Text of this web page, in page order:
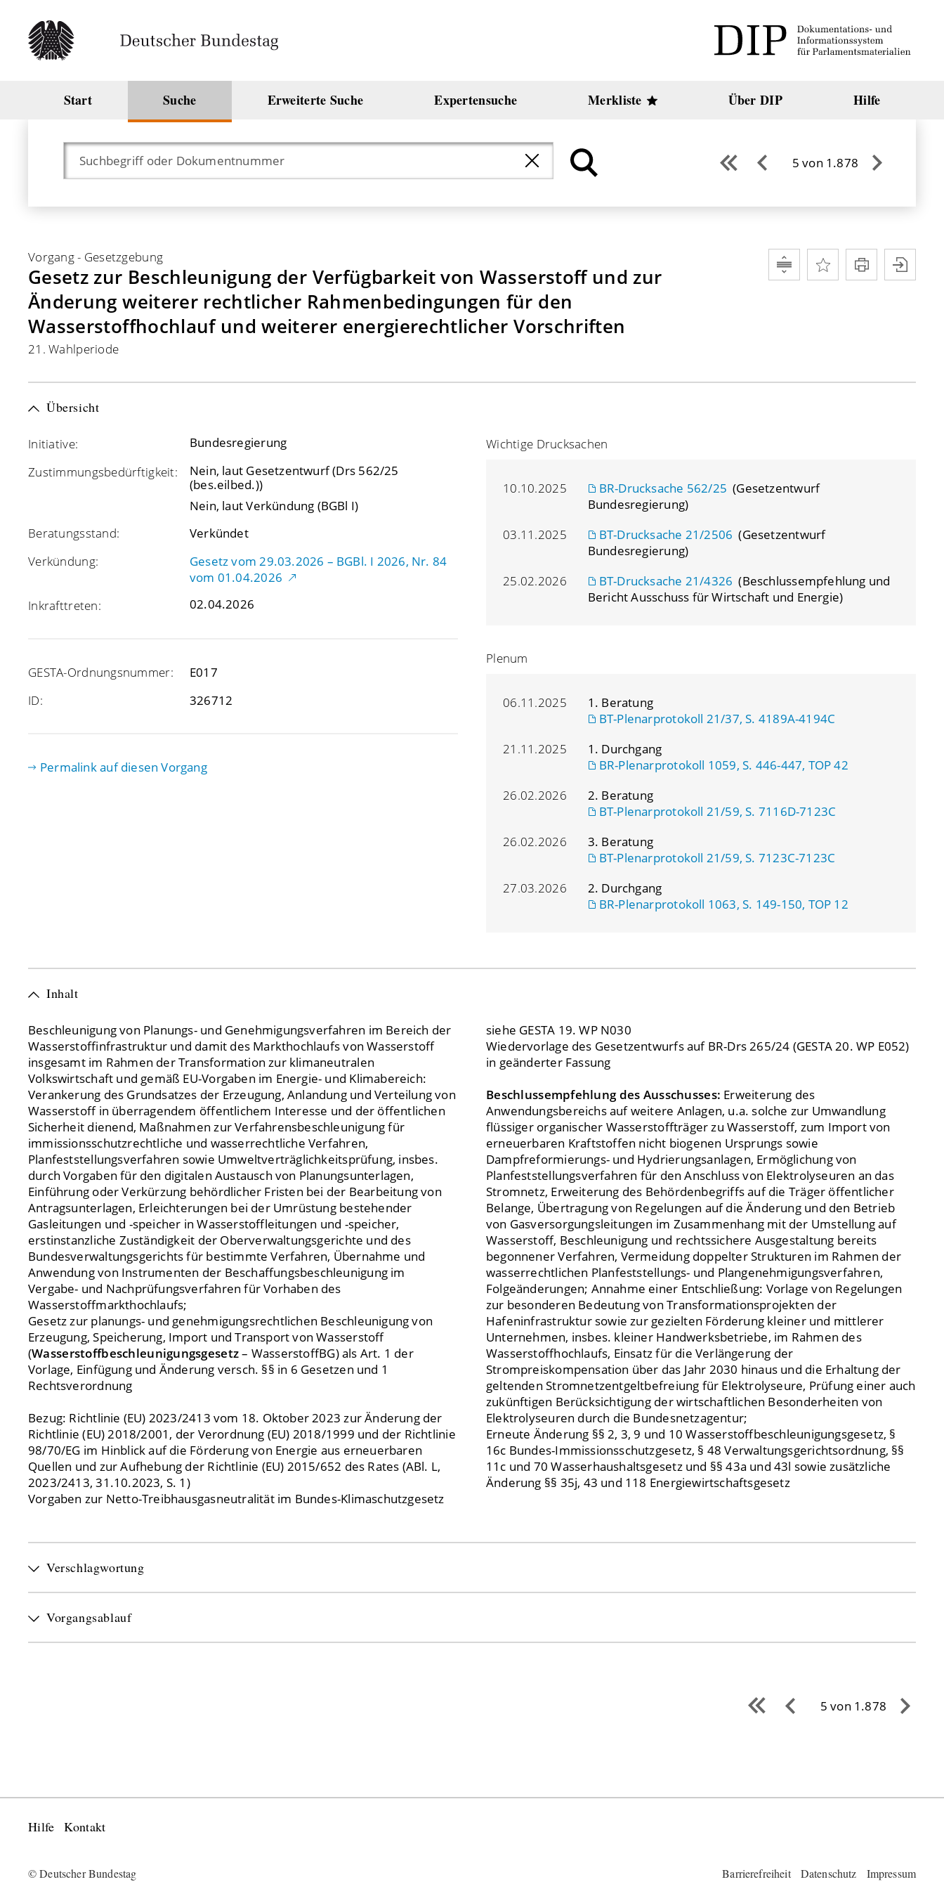
Start Suche Erweiterte Suche Expertensuche Merkliste Über DIP Hilfe
5 von 1.878
Vorgang- Gesetzgebung
Gesetz zur Beschleunigung der Verfügbarkeit von Wasserstoff und zur
Änderung weiterer rechtlicher Rahmenbedingungen für den
Wasserstoffhochlauf und weiterer energierechtlicher Vorschriften
21. Wahlperiode
Übersicht
Initiative:
Bundesregierung
Zustimmungsbedürftigkeit:
Nein, laut Gesetzentwurf (Drs 562/25
(bes.eilbed.))
Nein, laut Verkündung (BGBl I)
Beratungsstand:
Verkündet
Verkündung:
Gesetz vom 29.03.2026 – BGBl. I 2026, Nr. 84
vom 01.04.2026
Inkrafttreten:
02.04.2026
GESTA-Ordnungsnummer:
E017
ID:
326712
Permalink auf diesen Vorgang
Wichtige Drucksachen
10.10.2025 BR-Drucksache 562/25 (Gesetzentwurf
Bundesregierung)
03.11.2025
BT-Drucksache 21/2506 (Gesetzentwurf
Bundesregierung)
25.02.2026
BT-Drucksache 21/4326 (Beschlussempfehlung und
Bericht Ausschuss für Wirtschaft und Energie)
Plenum
06.11.2025
1. Beratung
BT-Plenarprotokoll 21/37, S. 4189A-4194C
21.11.2025
1. Durchgang
BR-Plenarprotokoll 1059, S. 446-447, TOP 42
26.02.2026
2. Beratung
BT-Plenarprotokoll 21/59, S. 7116D-7123C
26.02.2026
3. Beratung
BT-Plenarprotokoll 21/59, S. 7123C-7123C
27.03.2026
2. Durchgang
BR-Plenarprotokoll 1063, S. 149-150, TOP 12
Inhalt
Beschleunigung von Planungs- und Genehmigungsverfahren im Bereich der
Wasserstoffinfrastruktur und damit des Markthochlaufs von Wasserstoff
insgesamt im Rahmen der Transformation zur klimaneutralen
Volkswirtschaft und gemäß EU-Vorgaben im Energie- und Klimabereich:
Verankerung des Grundsatzes der Erzeugung, Anlandung und Verteilung von
Wasserstoff in überragendem öffentlichem Interesse und der öffentlichen
Sicherheit dienend, Maßnahmen zur Verfahrensbeschleunigung für
immissionsschutzrechtliche und wasserrechtliche Verfahren,
Planfeststellungsverfahren sowie Umweltverträglichkeitsprüfung, insbes.
durch Vorgaben für den digitalen Austausch von Planungsunterlagen,
Einführung oder Verkürzung behördlicher Fristen bei der Bearbeitung von
Antragsunterlagen, Erleichterungen bei der Umrüstung bestehender
Gasleitungen und -speicher in Wasserstoffleitungen und -speicher,
erstinstanzliche Zuständigkeit der Oberverwaltungsgerichte und des
Bundesverwaltungsgerichts für bestimmte Verfahren, Übernahme und
Anwendung von Instrumenten der Beschaffungsbeschleunigung im
Vergabe- und Nachprüfungsverfahren für Vorhaben des
Wasserstoffmarkthochlaufs;
Gesetz zur planungs- und genehmigungsrechtlichen Beschleunigung von
Erzeugung, Speicherung, Import und Transport von Wasserstoff
(Wasserstoffbeschleunigungsgesetz– WasserstoffBG) als Art. 1 der
Vorlage, Einfügung und Änderung versch. §§ in 6 Gesetzen und 1
Rechtsverordnung
Bezug: Richtlinie (EU) 2023/2413 vom 18. Oktober 2023 zur Änderung der
Richtlinie (EU) 2018/2001, der Verordnung (EU) 2018/1999 und der Richtlinie
98/70/EG im Hinblick auf die Förderung von Energie aus erneuerbaren
Quellen und zur Aufhebung der Richtlinie (EU) 2015/652 des Rates (ABl. L,
2023/2413, 31.10.2023, S. 1)
Vorgaben zur Netto-Treibhausgasneutralität im Bundes-Klimaschutzgesetz
siehe GESTA 19. WP N030
Wiedervorlage des Gesetzentwurfs auf BR-Drs 265/24 (GESTA 20. WP E052)
in geänderter Fassung
Beschlussempfehlung des Ausschusses: Erweiterung des
Anwendungsbereichs auf weitere Anlagen, u.a. solche zur Umwandlung
flüssiger organischer Wasserstoffträger zu Wasserstoff, zum Import von
erneuerbaren Kraftstoffen nicht biogenen Ursprungs sowie
Dampfreformierungs- und Hydrierungsanlagen, Ermöglichung von
Planfeststellungsverfahren für den Anschluss von Elektrolyseuren an das
Stromnetz, Erweiterung des Behördenbegriffs auf die Träger öffentlicher
Belange, Übertragung von Regelungen auf die Änderung und den Betrieb
von Gasversorgungsleitungen im Zusammenhang mit der Umstellung auf
Wasserstoff, Beschleunigung und rechtssichere Ausgestaltung bereits
begonnener Verfahren, Vermeidung doppelter Strukturen im Rahmen der
wasserrechtlichen Planfeststellungs- und Plangenehmigungsverfahren,
Folgeänderungen; Annahme einer Entschließung: Vorlage von Regelungen
zur besonderen Bedeutung von Transformationsprojekten der
Hafeninfrastruktur sowie zur gezielten Förderung kleiner und mittlerer
Unternehmen, insbes. kleiner Handwerksbetriebe, im Rahmen des
Wasserstoffhochlaufs, Einsatz für die Verlängerung der
Strompreiskompensation über das Jahr 2030 hinaus und die Erhaltung der
geltenden Stromnetzentgeltbefreiung für Elektrolyseure, Prüfung einer auch
zukünftigen Berücksichtigung der wirtschaftlichen Besonderheiten von
Elektrolyseuren durch die Bundesnetzagentur;
Erneute Änderung §§ 2, 3, 9 und 10 Wasserstoffbeschleunigungsgesetz, §
16c Bundes-Immissionsschutzgesetz, § 48 Verwaltungsgerichtsordnung, §§
11c und 70 Wasserhaushaltsgesetz und §§ 43a und 43l sowie zusätzliche
Änderung §§ 35j, 43 und 118 Energiewirtschaftsgesetz
Verschlagwortung
Vorgangsablauf
5 von 1.878
Hilfe Kontakt
© Deutscher Bundestag Barrierefreiheit Datenschutz Impressum